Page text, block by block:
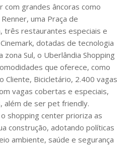
com grandes âncoras como
uma Praça de
três restaurantes especiais e
dotadas de tecnologia
zona Sul, o Uberlândia Shopping
que oferece, como
Cliente, Bicicletário, 2.400 vagas
vagas cobertas e especiais,
além de ser pet friendly.
shopping center prioriza as
construção, adotando políticas
ambiente, saúde e segurança